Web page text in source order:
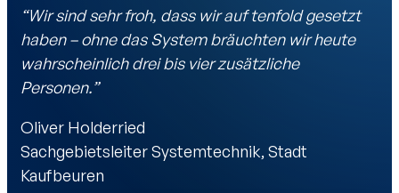
“Wir sind sehr froh, dass wir auf tenfold gesetzt
haben – ohne das System bräuchten wir heute
wahrscheinlich drei bis vier zusätzliche
Personen.”
Oliver Holderried
Sachgebietsleiter Systemtechnik, Stadt
Kaufbeuren